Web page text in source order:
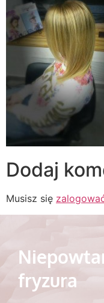
Dodaj
Musisz się
fryzura